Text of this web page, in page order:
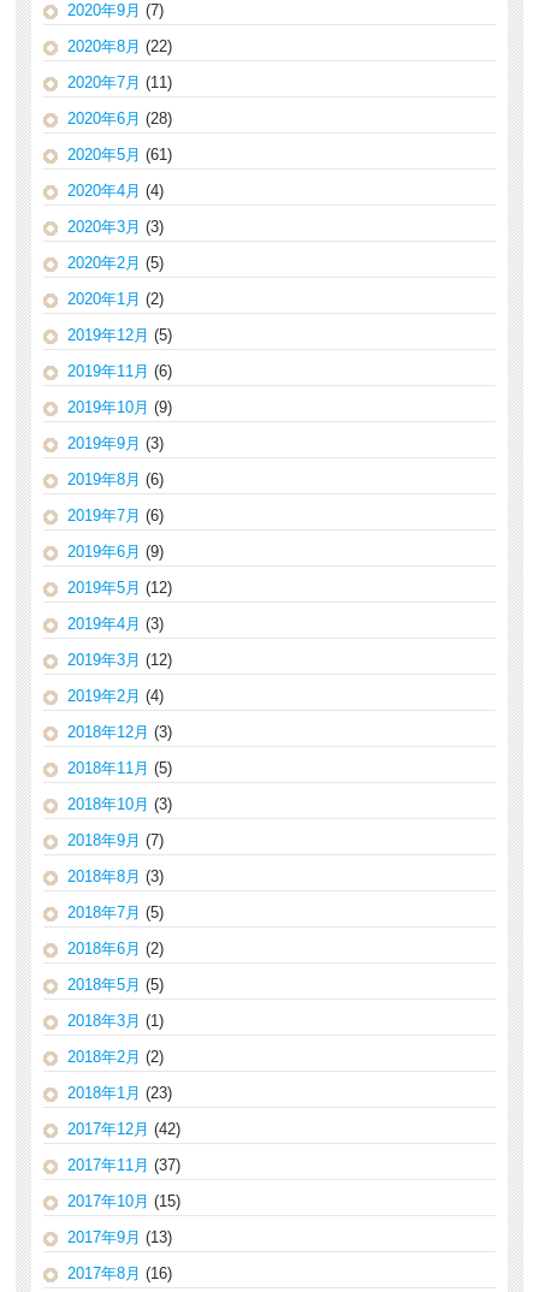
2020年9月 (7)
2020年8月 (22)
2020年7月 (11)
2020年6月 (28)
2020年5月 (61)
2020年4月 (4)
2020年3月 (3)
2020年2月 (5)
2020年1月 (2)
2019年12月 (5)
2019年11月 (6)
2019年10月 (9)
2019年9月 (3)
2019年8月 (6)
2019年7月 (6)
2019年6月 (9)
2019年5月 (12)
2019年4月 (3)
2019年3月 (12)
2019年2月 (4)
2018年12月 (3)
2018年11月 (5)
2018年10月 (3)
2018年9月 (7)
2018年8月 (3)
2018年7月 (5)
2018年6月 (2)
2018年5月 (5)
2018年3月 (1)
2018年2月 (2)
2018年1月 (23)
2017年12月 (42)
2017年11月 (37)
2017年10月 (15)
2017年9月 (13)
2017年8月 (16)